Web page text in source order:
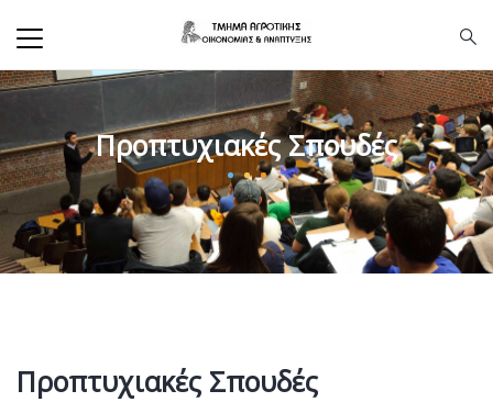
Προπτυχιακές Σπουδές
Προπτυχιακές Σπουδές